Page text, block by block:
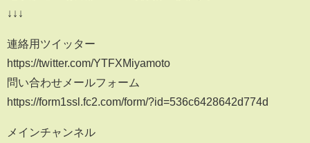
↓↓↓
連絡用ツイッター
https://twitter.com/YTFXMiyamoto
問い合わせメールフォーム
https://form1ssl.fc2.com/form/?id=536c6428642d774d
メインチャンネル